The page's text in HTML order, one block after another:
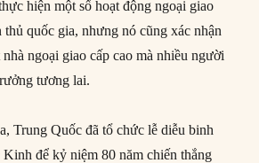
hiện một số hoạt động ngoại giao
thủ quốc gia, nhưng nó cũng xác nhận
ngoại giao cấp cao mà nhiều người
tương lai.
Trung Quốc đã tổ chức lễ diễu binh
Kinh để kỷ niệm 80 năm chiến thắng